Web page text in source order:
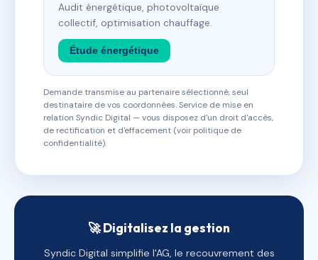
Audit énergétique, photovoltaïque
collectif, optimisation chauffage.
Étude énergétique
Demande transmise au partenaire sélectionné, seul
destinataire de vos coordonnées. Service de mise en
relation Syndic Digital — vous disposez d'un droit d'accès,
de rectification et d'effacement (voir politique de
confidentialité).
🚀 Digitalisez la gestion
Syndic Digital simplifie l'AG, le recouvrement des